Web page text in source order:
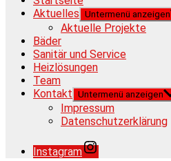
Aktuelles Untermenü anzeigen
Aktuelle Projekte
Bäder
Sanitär und Service
Heizlösungen
Team
Kontakt Untermenü anzeigen
Impressum
Datenschutzerklärung
Instagram